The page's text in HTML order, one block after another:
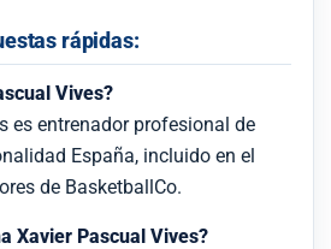
rápidas:
Vives?
es entrenador profesional de
España, incluido en el
de BasketballCo.
Xavier Pascual Vives?